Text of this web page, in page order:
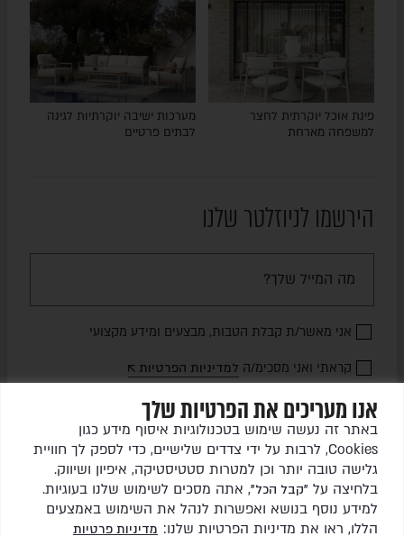
אנו מעריכים את הפרטיות שלך
באתר זה נעשה שימוש בטכנולוגיות איסוף מידע כגון
Cookies, לרבות על ידי צדדים שלישיים, כדי לספק לך חוויית
גלישה טובה יותר וכן למטרות סטטיסטיקה, איפיון ושיווק.
בלחיצה על "קבל הכל", אתה מסכים לשימוש שלנו בעוגיות.
למידע נוסף בנושא ואפשרות לנהל את השימוש באמצעים
הללו, ראו את מדיניות הפרטיות שלנו: מדיניות פרטיות
פינת אוכל יוקרתית לחצר
למשפחה מארחת
מערכות ישיבה יוקרתיות לגינה
לבתים פרטיים
הירשמו לניוזלטר שלנו
אני מאשר/ת קבלת הטבות, מבצעים ומידע מקצועי
קראתי ואני מסכימ/ה למדיניות הפרטיות
שלחו לי עדכונים